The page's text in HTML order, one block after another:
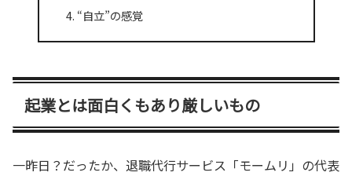
“自立”の感覚
起業とは面白くもあり厳しいもの
一昨日？だったか、退職代行サービス「モームリ」の代表